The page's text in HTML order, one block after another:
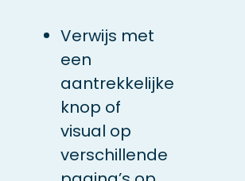
Verwijs met
een
aantrekkelijke
knop of
visual op
verschillende